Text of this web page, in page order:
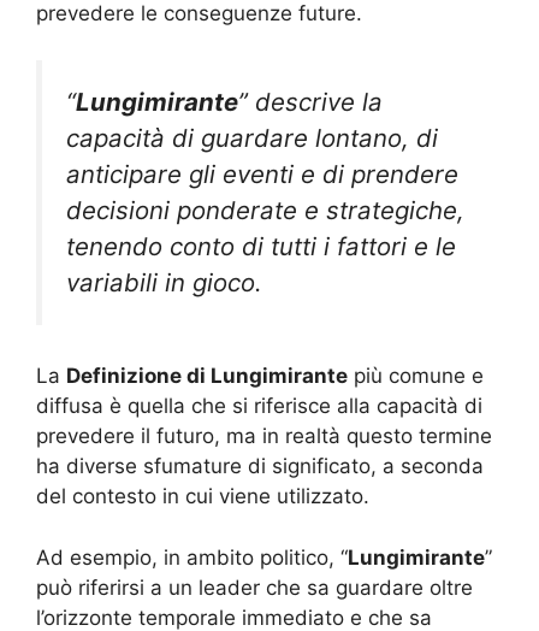
prevedere le conseguenze future.
“Lungimirante” descrive la
capacità di guardare lontano, di
anticipare gli eventi e di prendere
decisioni ponderate e strategiche,
tenendo conto di tutti i fattori e le
variabili in gioco.
La Definizione di Lungimirante più comune e
diffusa è quella che si riferisce alla capacità di
prevedere il futuro, ma in realtà questo termine
ha diverse sfumature di significato, a seconda
del contesto in cui viene utilizzato.
Ad esempio, in ambito politico, “Lungimirante”
può riferirsi a un leader che sa guardare oltre
l’orizzonte temporale immediato e che sa